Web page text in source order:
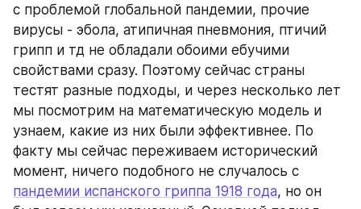
с проблемой глобальной пандемии, прочие
вирусы - эбола, атипичная пневмония, птичий
грипп и тд не обладали обоими ебучими
свойствами сразу. Поэтому сейчас страны
тестят разные подходы, и через несколько лет
мы посмотрим на математическую модель и
узнаем, какие из них были эффективнее. По
факту мы сейчас переживаем исторический
пандемии испанского гриппа 1918 года, но он